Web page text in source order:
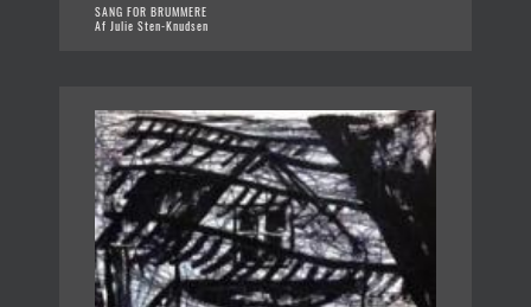
SANG FOR BRUMMERE
Af Julie Sten-Knudsen